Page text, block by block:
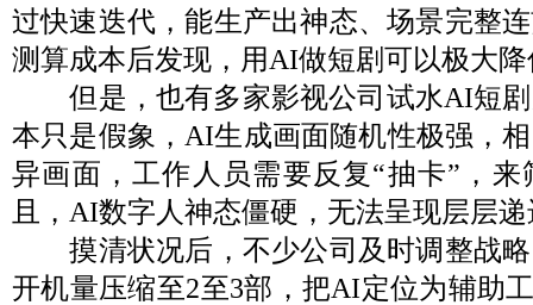
过快速迭代，能生产出神态、场景完整
测算成本后发现，用AI做短剧可以极大
但是，也有多家影视公司试水AI短剧
本只是假象，AI生成画面随机性极强，
异画面，工作人员需要反复“抽卡”，
且，AI数字人神态僵硬，无法呈现层层
摸清状况后，不少公司及时调整战略
开机量压缩至2至3部，把AI定位为辅助